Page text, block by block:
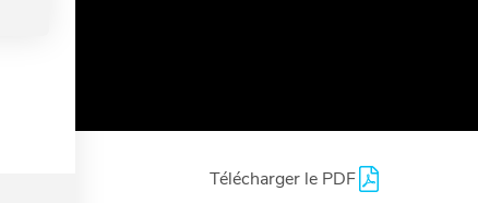
Télécharger le PDF